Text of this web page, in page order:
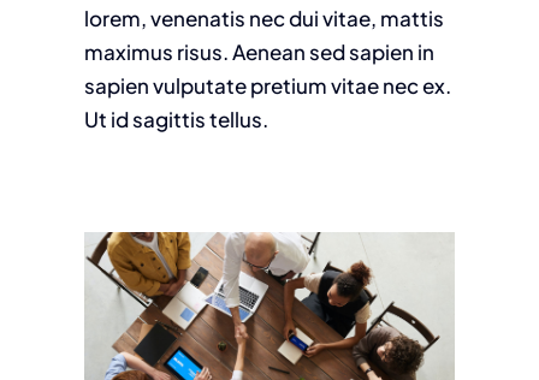
lorem, venenatis nec dui vitae, mattis
maximus risus. Aenean sed sapien in
sapien vulputate pretium vitae nec ex.
Ut id sagittis tellus.